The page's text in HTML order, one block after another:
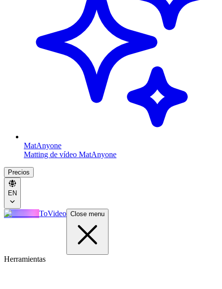
MatAnyone
Matting de vídeo MatAnyone
Precios
EN
ToVideo Close menu
Herramientas